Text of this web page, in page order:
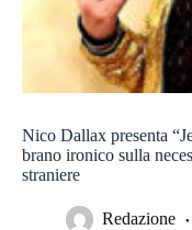
Nico Dallax presenta
brano ironico sulla
straniere
Redazione